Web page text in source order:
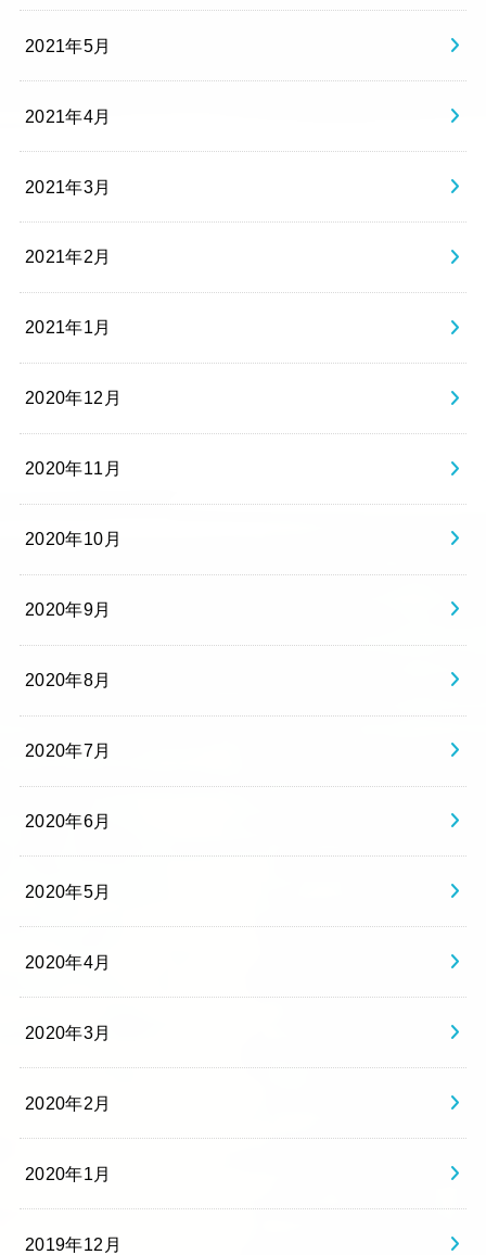
2021年5月
2021年4月
2021年3月
2021年2月
2021年1月
2020年12月
2020年11月
2020年10月
2020年9月
2020年8月
2020年7月
2020年6月
2020年5月
2020年4月
2020年3月
2020年2月
2020年1月
2019年12月